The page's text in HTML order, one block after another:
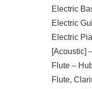
Electric
Electric
Electric
[Acoustic]
Flute –
Flute,